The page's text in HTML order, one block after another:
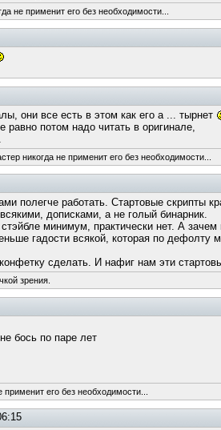
не применит его без необходимости...
они все есть в этом как его а ... тырнет
потом надо читать в оригинале,
никогда не применит его без необходимости...
полегче работать. Стартовые скрипты
дописками, а не голый бинарник.
минимум, практически нет. А
гадости всякой, которая по
сделать. И нафиг нам эти
зрения.
бось по паре лет
его без необходимости...